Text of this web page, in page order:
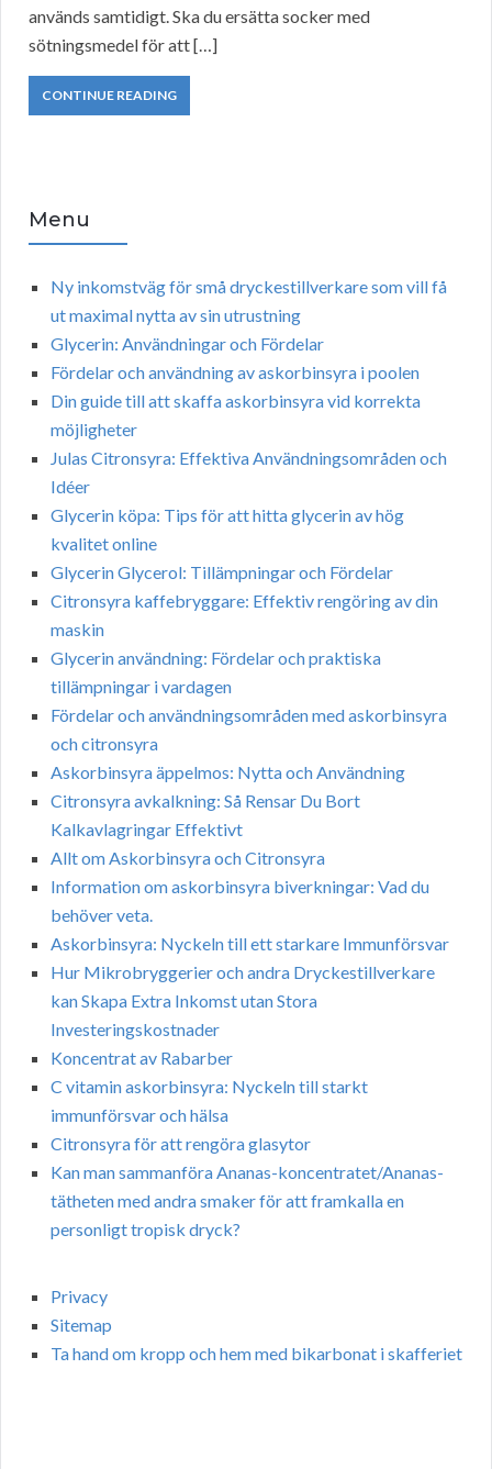
används samtidigt. Ska du ersätta socker med
sötningsmedel för att […]
CONTINUE READING
Menu
Ny inkomstväg för små dryckestillverkare som vill få
ut maximal nytta av sin utrustning
Glycerin: Användningar och Fördelar
Fördelar och användning av askorbinsyra i poolen
Din guide till att skaffa askorbinsyra vid korrekta
möjligheter
Julas Citronsyra: Effektiva Användningsområden och
Idéer
Glycerin köpa: Tips för att hitta glycerin av hög
kvalitet online
Glycerin Glycerol: Tillämpningar och Fördelar
Citronsyra kaffebryggare: Effektiv rengöring av din
maskin
Glycerin användning: Fördelar och praktiska
tillämpningar i vardagen
Fördelar och användningsområden med askorbinsyra
och citronsyra
Askorbinsyra äppelmos: Nytta och Användning
Citronsyra avkalkning: Så Rensar Du Bort
Kalkavlagringar Effektivt
Allt om Askorbinsyra och Citronsyra
Information om askorbinsyra biverkningar: Vad du
behöver veta.
Askorbinsyra: Nyckeln till ett starkare Immunförsvar
Hur Mikrobryggerier och andra Dryckestillverkare
kan Skapa Extra Inkomst utan Stora
Investeringskostnader
Koncentrat av Rabarber
C vitamin askorbinsyra: Nyckeln till starkt
immunförsvar och hälsa
Citronsyra för att rengöra glasytor
Kan man sammanföra Ananas-koncentratet/Ananas-
tätheten med andra smaker för att framkalla en
personligt tropisk dryck?
Privacy
Sitemap
Ta hand om kropp och hem med bikarbonat i skafferiet